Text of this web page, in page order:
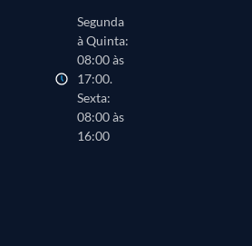
Segunda
à Quinta:
08:00 às
17:00.
Sexta:
08:00 às
16:00